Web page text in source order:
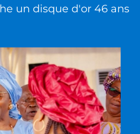
un disque d'or 46 ans